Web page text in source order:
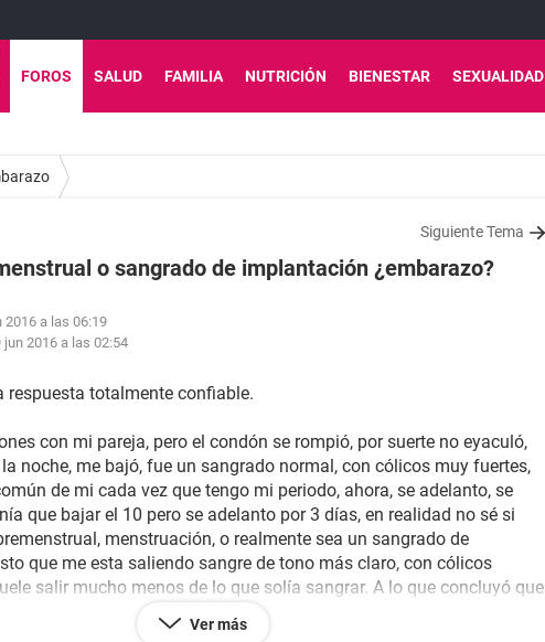
FOROS SALUD FAMILIA NUTRICIÓN BIENESTAR SEXUALIDAD
Siguiente Tema
o sangrado de implantación ¿embarazo?
2016 a las 06:19
jun 2016 a las 02:54
respuesta totalmente confiable.
con mi pareja, pero el condón se rompió, por suerte no eyaculó,
noche, me bajó, fue un sangrado normal, con cólicos muy fuertes,
de mi cada vez que tengo mi periodo, ahora, se adelanto, se
que bajar el 10 pero se adelanto por 3 días, en realidad no sé si
menstruación, o realmente sea un sangrado de
que me esta saliendo sangre de tono más claro, con cólicos
salir mucho menos de lo que solía sangrar. A lo que concluyó que
Ver más